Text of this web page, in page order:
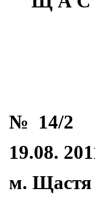
№ 14/2
19.08.
м. Щастя